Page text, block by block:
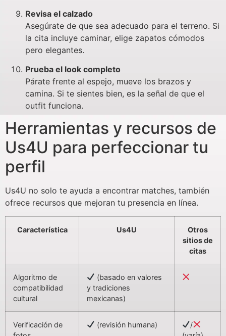
Revisa el calzado
Asegúrate de que sea adecuado para el terreno. Si
la cita incluye caminar, elige zapatos cómodos
pero elegantes.
Prueba el look completo
Párate frente al espejo, mueve los brazos y
camina. Si te sientes bien, es la señal de que el
outfit funciona.
Herramientas y recursos de
Us4U para perfeccionar tu
perfil
Us4U no solo te ayuda a encontrar matches, también
ofrece recursos que mejoran tu presencia en línea.
Característica Us4U
Otros
sitios de
citas
Algoritmo de
compatibilidad
cultural
(basado en valores
y tradiciones
mexicanas)
Verificación de
(revisión humana)
/